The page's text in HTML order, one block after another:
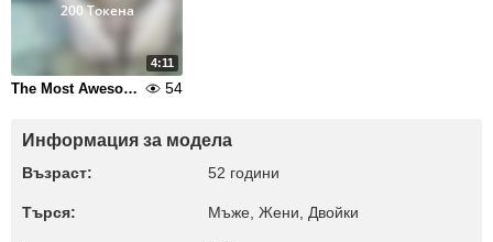
4:11
200 Токена
The Most Awesome Privatik 54
Информация за модела
Възраст: 52 години
Търся: Мъже, Жени, Двойки